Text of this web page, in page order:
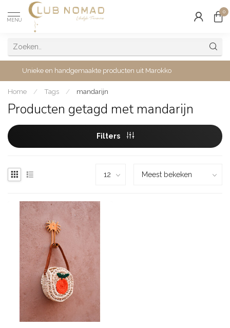
MENU
0
Unieke en handgemaakte producten uit Marokko
Home / Tags / mandarijn
Producten getagd met mandarijn
Filters